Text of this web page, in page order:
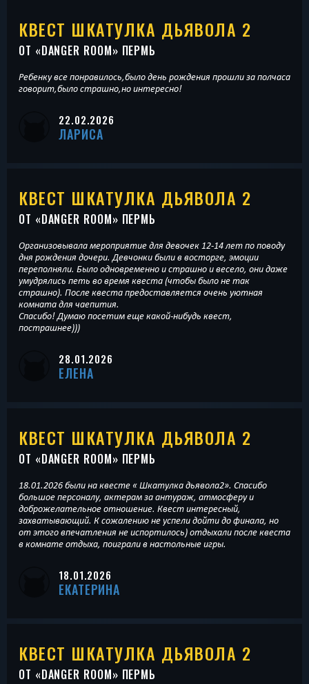
КВЕСТ ШКАТУЛКА ДЬЯВОЛА 2
ОТ «DANGER ROOM» ПЕРМЬ
Ребенку все понравилось,было день рождения прошли за полчаса
говорит,было страшно,но интересно!
22.02.2026
ЛАРИСА
КВЕСТ ШКАТУЛКА ДЬЯВОЛА 2
ОТ «DANGER ROOM» ПЕРМЬ
Организовывала мероприятие для девочек 12-14 лет по поводу
дня рождения дочери. Девчонки были в восторге, эмоции
переполняли. Было одновременно и страшно и весело, они даже
умудрялись петь во время квеста (чтобы было не так
страшно). После квеста предоставляется очень уютная
комната для чаепития.
Спасибо! Думаю посетим еще какой-нибудь квест,
пострашнее)))
28.01.2026
ЕЛЕНА
КВЕСТ ШКАТУЛКА ДЬЯВОЛА 2
ОТ «DANGER ROOM» ПЕРМЬ
18.01.2026 были на квесте « Шкатулка дьявола2». Спасибо
большое персоналу, актерам за антураж, атмосферу и
доброжелательное отношение. Квест интересный,
захватывающий. К сожалению не успели дойти до финала, но
от этого впечатления не испортилось) отдыхали после квеста
в комнате отдыха, поиграли в настольные игры.
18.01.2026
ЕКАТЕРИНА
КВЕСТ ШКАТУЛКА ДЬЯВОЛА 2
ОТ «DANGER ROOM» ПЕРМЬ